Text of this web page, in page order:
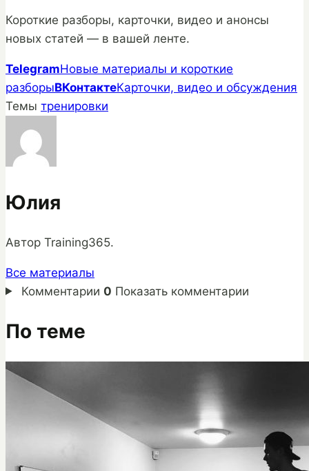
Короткие разборы, карточки, видео и анонсы
новых статей — в вашей ленте.
TelegramНовые материалы и короткие
разборыВКонтактеКарточки, видео и обсуждения
Темы тренировки
Юлия
Автор Training365.
Все материалы
Комментарии 0 Показать комментарии
По теме